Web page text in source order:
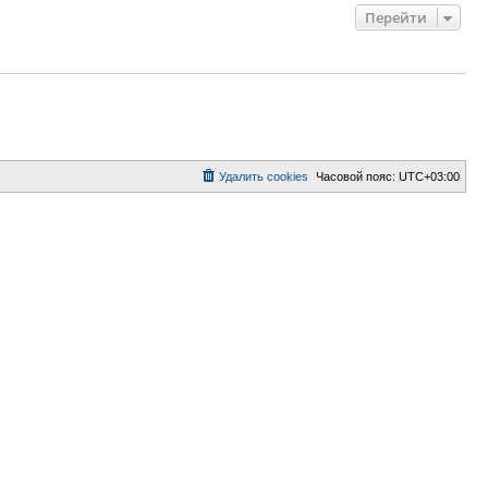
Перейти
Часовой пояс: UTC+03:00
Удалить cookies